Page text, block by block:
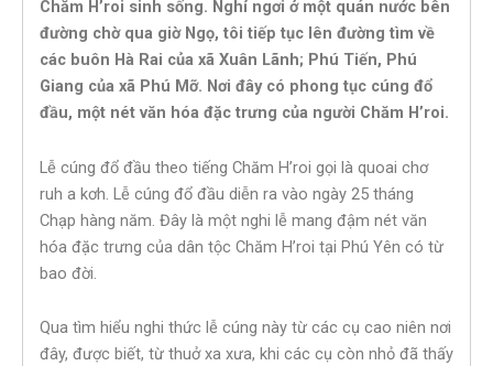
Chăm H’roi sinh sống. Nghỉ ngơi ở một quán nước bên
đường chờ qua giờ Ngọ, tôi tiếp tục lên đường tìm về
các buôn Hà Rai của xã Xuân Lãnh; Phú Tiến, Phú
Giang của xã Phú Mỡ. Nơi đây có phong tục cúng đổ
đầu, một nét văn hóa đặc trưng của người Chăm H’roi.
Lễ cúng đổ đầu theo tiếng Chăm H’roi gọi là quoai chơ
ruh a kơh. Lễ cúng đổ đầu diễn ra vào ngày 25 tháng
Chạp hàng năm. Đây là một nghi lễ mang đậm nét văn
hóa đặc trưng của dân tộc Chăm H’roi tại Phú Yên có từ
bao đời.
Qua tìm hiểu nghi thức lễ cúng này từ các cụ cao niên nơi
đây, được biết, từ thuở xa xưa, khi các cụ còn nhỏ đã thấy